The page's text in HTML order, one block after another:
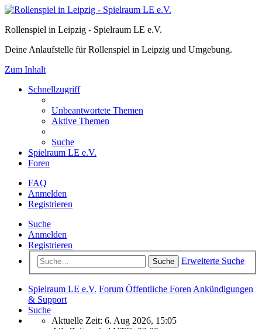
Rollenspiel in Leipzig - Spielraum LE e.V.
Deine Anlaufstelle für Rollenspiel in Leipzig und Umgebung.
Zum Inhalt
Schnellzugriff
Unbeantwortete Themen
Aktive Themen
Suche
Spielraum LE e.V.
Foren
FAQ
Anmelden
Registrieren
Suche
Anmelden
Registrieren
Suche Erweiterte Suche
Spielraum LE e.V. Forum Öffentliche Foren Ankündigungen
& Support
Suche
Aktuelle Zeit: 6. Aug 2026, 15:05